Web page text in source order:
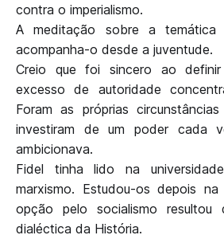
contra o imperialismo.
A meditação sobre a temática
acompanha-o desde a juventude.
Creio que foi sincero ao
excesso de autoridade
Foram as próprias
investiram de um poder cada
ambicionava.
Fidel tinha lido na
marxismo. Estudou-os depois
opção pelo socialismo resultou
dialéctica da História.